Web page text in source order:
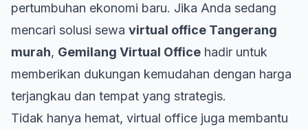
pertumbuhan ekonomi baru. Jika Anda sedang
mencari solusi sewa virtual office Tangerang
murah, Gemilang Virtual Office hadir untuk
memberikan dukungan kemudahan dengan harga
terjangkau dan tempat yang strategis.
Tidak hanya hemat, virtual office juga membantu